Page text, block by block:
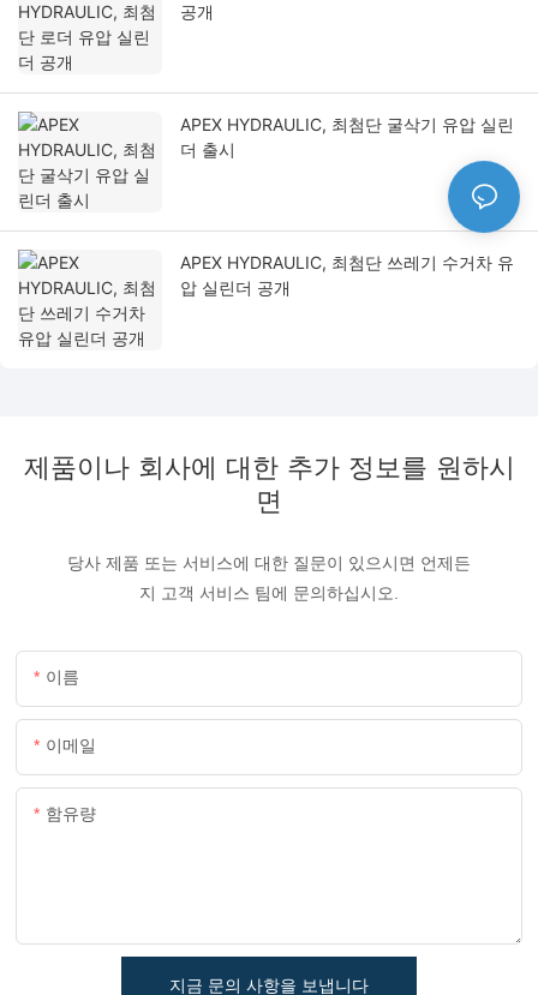
공개
APEX HYDRAULIC, 최첨단 굴삭기 유압 실린
더 출시
APEX HYDRAULIC, 최첨단 쓰레기 수거차 유
압 실린더 공개
제품이나 회사에 대한 추가 정보를 원하시
면
당사 제품 또는 서비스에 대한 질문이 있으시면 언제든
지 고객 서비스 팀에 문의하십시오.
이름
이메일
함유량
지금 문의 사항을 보냅니다